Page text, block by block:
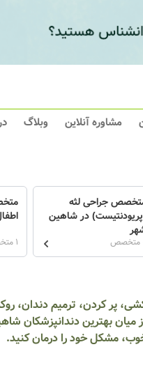
مشاوره آنلاین وبلاگ
جراحی لثه
در شاهین
1 متخصص
پر کردن، ترمیم دندان،
بهترین دندانپزشکان
مشکل خود را درمان کنید.